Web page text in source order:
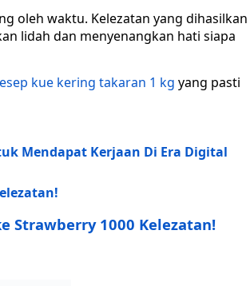
oleh waktu. Kelezatan yang dihasilkan
lidah dan menyenangkan hati siapa
kue kering takaran 1 kg yang pasti
Mendapat Kerjaan Di Era Digital
Strawberry 1000 Kelezatan!